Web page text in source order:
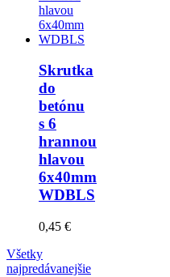
Skrutka
do
betónu
s 6
hrannou
hlavou
6x40mm
WDBLS
0,45 €
Všetky
najpredávanejšie